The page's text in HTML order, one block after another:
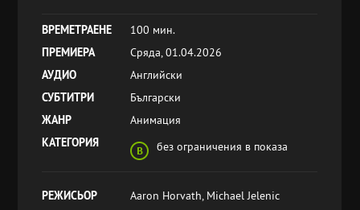
ВРЕМЕТРАЕНЕ
100 мин.
ПРЕМИЕРА
Сряда, 01.04.2026
АУДИО
Английски
СУБТИТРИ
Български
ЖАНР
Анимация
КАТЕГОРИЯ
без ограничения в показа
РЕЖИСЬОР
Aaron Horvath, Michael Jelenic